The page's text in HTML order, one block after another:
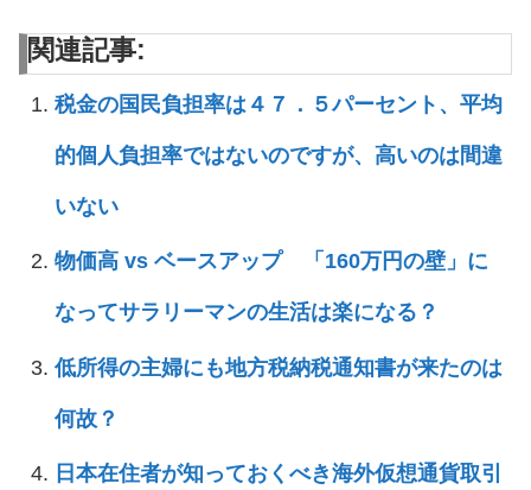
関連記事:
税金の国民負担率は４７．５パーセント、平均
的個人負担率ではないのですが、高いのは間違
いない
物価高 vs ベースアップ 「160万円の壁」に
なってサラリーマンの生活は楽になる？
低所得の主婦にも地方税納税通知書が来たのは
何故？
日本在住者が知っておくべき海外仮想通貨取引